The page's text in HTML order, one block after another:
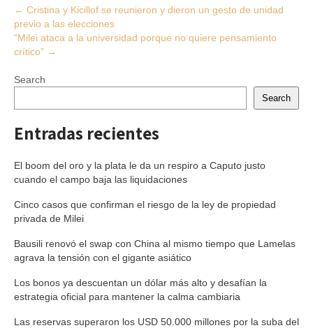
Post
navigation
← Cristina y Kicillof se reunieron y dieron un gesto de unidad
previo a las elecciones
“Milei ataca a la universidad porque no quiere pensamiento
crítico” →
Search
Search
Entradas recientes
El boom del oro y la plata le da un respiro a Caputo justo
cuando el campo baja las liquidaciones
Cinco casos que confirman el riesgo de la ley de propiedad
privada de Milei
Bausili renovó el swap con China al mismo tiempo que Lamelas
agrava la tensión con el gigante asiático
Los bonos ya descuentan un dólar más alto y desafían la
estrategia oficial para mantener la calma cambiaria
Las reservas superaron los USD 50.000 millones por la suba del